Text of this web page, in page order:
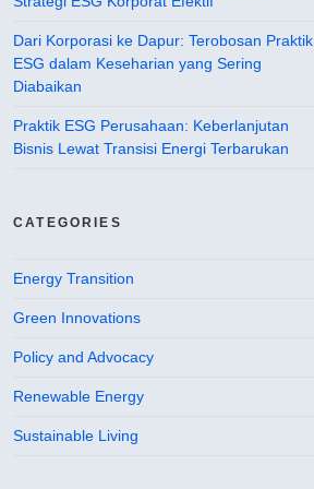
Dari Korporasi ke Dapur: Terobosan Praktik
ESG dalam Keseharian yang Sering
Diabaikan
Praktik ESG Perusahaan: Keberlanjutan
Bisnis Lewat Transisi Energi Terbarukan
CATEGORIES
Energy Transition
Green Innovations
Policy and Advocacy
Renewable Energy
Sustainable Living